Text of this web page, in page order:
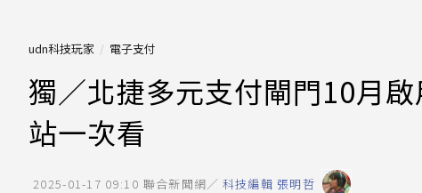
udn科技玩家 電子支付
獨／北捷多元支付閘門10月
站一次看
2025-01-17 09:10 聯合新聞網／ 科技編輯 張明哲